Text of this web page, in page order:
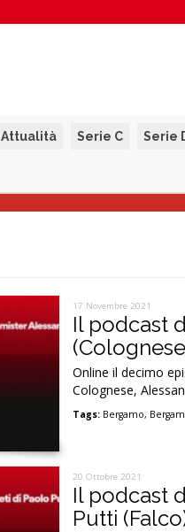
Attualità Serie C Serie
17 Novembre 2021
Il podcast
Online il decimo
Colognese,
Tags: Bergamo,
20 Ottobre 2021
Il podcast
Putti